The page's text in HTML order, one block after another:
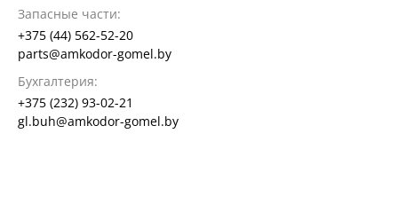
Запасные части:
+375 (44) 562-52-20
parts@amkodor-gomel.by
Бухгалтерия:
+375 (232) 93-02-21
gl.buh@amkodor-gomel.by